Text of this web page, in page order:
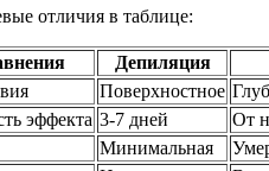
отличия в таблице:
Депиляция
Поверхностное
эффекта 3-7 дней
От
Минимальная